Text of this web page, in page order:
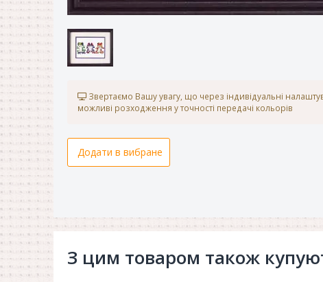
Звертаємо Вашу увагу, що через індивідуальні
можливі розходження у точності передачі кольорів
Додати в вибране
З цим товаром також